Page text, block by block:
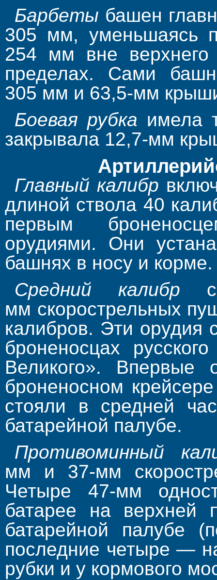
Барбеты башен
305 мм, уменьшаясь
254 мм вне
пределах. Сами
305 мм и 63,5-мм
Боевая рубка имела
закрывала 12,7-мм
Главный калибр
длиной ствола 40
первым
орудиями. Они
башнях в носу и корме.
Средний калибр
мм скорострельных
калибров. Эти орудия
броненосцах
Великого».
броненосном
стояли в средней
батарейной палубе.
Противоминный
мм и 37-мм
Четыре 47-мм
батарее на
батарейной палубе
последние четыре —
рубки и у кормового